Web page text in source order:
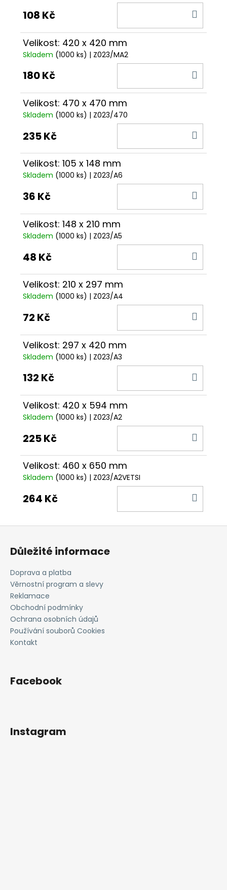
108 Kč
Velikost: 420 x 420 mm
Skladem (1000 ks) | Z023/MA2
180 Kč
Velikost: 470 x 470 mm
Skladem (1000 ks) | Z023/470
235 Kč
Velikost: 105 x 148 mm
Skladem (1000 ks) | Z023/A6
36 Kč
Velikost: 148 x 210 mm
Skladem (1000 ks) | Z023/A5
48 Kč
Velikost: 210 x 297 mm
Skladem (1000 ks) | Z023/A4
72 Kč
Velikost: 297 x 420 mm
Skladem (1000 ks) | Z023/A3
132 Kč
Velikost: 420 x 594 mm
Skladem (1000 ks) | Z023/A2
225 Kč
Velikost: 460 x 650 mm
Skladem (1000 ks) | Z023/A2VETSI
264 Kč
Z
Důležité informace
Doprava a platba
Věrnostní program a slevy
Reklamace
Obchodní podmínky
Ochrana osobních údajů
Používání souborů Cookies
Kontakt
Facebook
Instagram